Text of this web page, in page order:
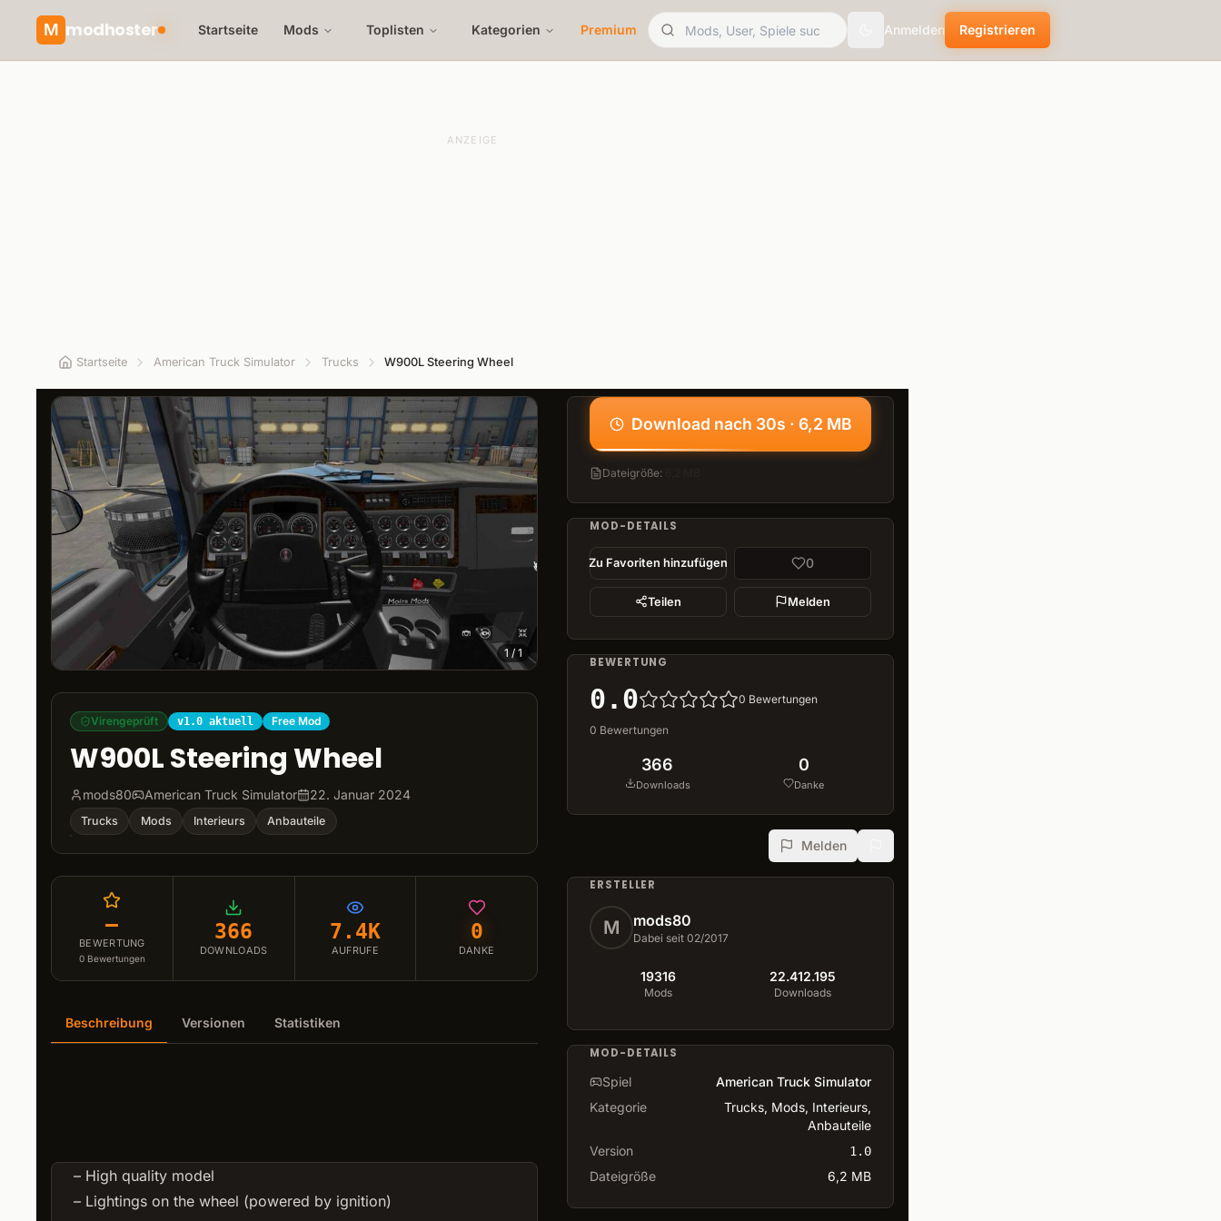
M modhoster Startseite Mods Toplisten Kategorien Premium Toggle theme
Anmelden Registrieren
ANZEIGE
Startseite American Truck Simulator Trucks W900L Steering Wheel
1 / 1
Virengeprüft v1.0 aktuell Free Mod
W900L Steering Wheel
mods80 American Truck Simulator 22. Januar 2024
Trucks Mods Interieurs Anbauteile
–
BEWERTUNG
0 Bewertungen
366
DOWNLOADS
7.4K
AUFRUFE
0
DANKE
Beschreibung Versionen Statistiken
– High quality model
– Lightings on the wheel (powered by ignition)
Download nach 30s · 6,2 MB
Dateigröße:
MOD-DETAILS
Zu Favoriten hinzufügen 0
Teilen Melden
BEWERTUNG
0.0 0 Bewertungen
0 Bewertungen
366
Downloads
0
Danke
Melden
ERSTELLER
M mods80
Dabei seit 02/2017
19316
Mods
22.412.195
Downloads
MOD-DETAILS
Spiel
American Truck Simulator
Kategorie
Trucks, Mods, Interieurs,
Anbauteile
Version
1.0
Dateigröße 6,2 MB